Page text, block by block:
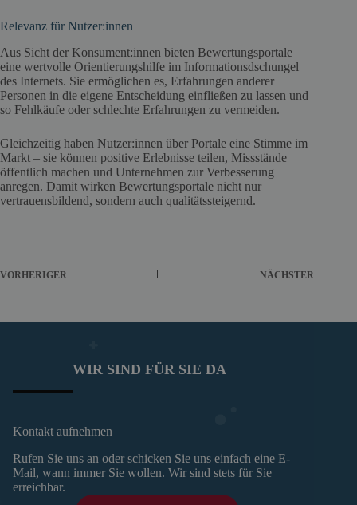
Relevanz für Nutzer:innen
Aus Sicht der Konsument:innen bieten Bewertungsportale
eine wertvolle Orientierungshilfe im Informationsdschungel
des Internets. Sie ermöglichen es, Erfahrungen anderer
Personen in die eigene Entscheidung einfließen zu lassen und
so Fehlkäufe oder schlechte Erfahrungen zu vermeiden.
Gleichzeitig haben Nutzer:innen über Portale eine Stimme im
Markt – sie können positive Erlebnisse teilen, Missstände
öffentlich machen und Unternehmen zur Verbesserung
anregen. Damit wirken Bewertungsportale nicht nur
vertrauensbildend, sondern auch qualitätssteigernd.
VORHERIGER NÄCHSTER
WIR SIND FÜR SIE DA
Kontakt aufnehmen
Rufen Sie uns an oder schicken Sie uns einfach eine E-
Mail, wann immer Sie wollen. Wir sind stets für Sie
erreichbar.